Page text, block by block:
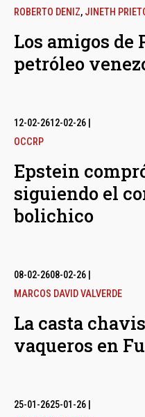
ROBERTO DENIZ, JINETH
Los amigos de
petróleo
12-02-2612-02-26
OCCRP
Epstein
siguiendo el
bolichico
08-02-2608-02-26
MARCOS DAVID VALVERDE
La casta
vaqueros en
25-01-2625-01-26